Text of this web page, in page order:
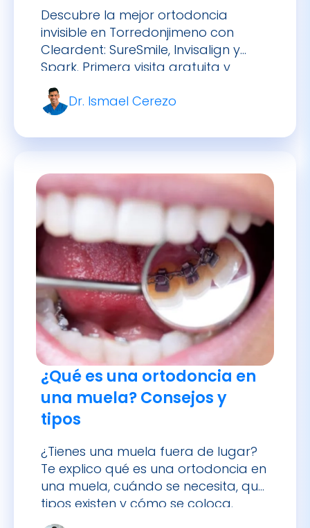
Descubre la mejor ortodoncia
invisible en Torredonjimeno con
Cleardent: SureSmile, Invisalign y
Spark. Primera visita gratuita y
financiación sin intereses.
Dr. Ismael Cerezo
¿Qué es una ortodoncia en
una muela? Consejos y
tipos
¿Tienes una muela fuera de lugar?
Te explico qué es una ortodoncia en
una muela, cuándo se necesita, qué
tipos existen y cómo se coloca.